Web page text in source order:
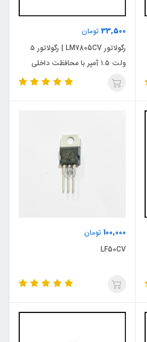
33,500 تومان
رگولاتور LM7805CV | رگولاتور ۵
ولت ۱.۵ آمپر با محافظت داخلی
100,000 تومان
LF50CV